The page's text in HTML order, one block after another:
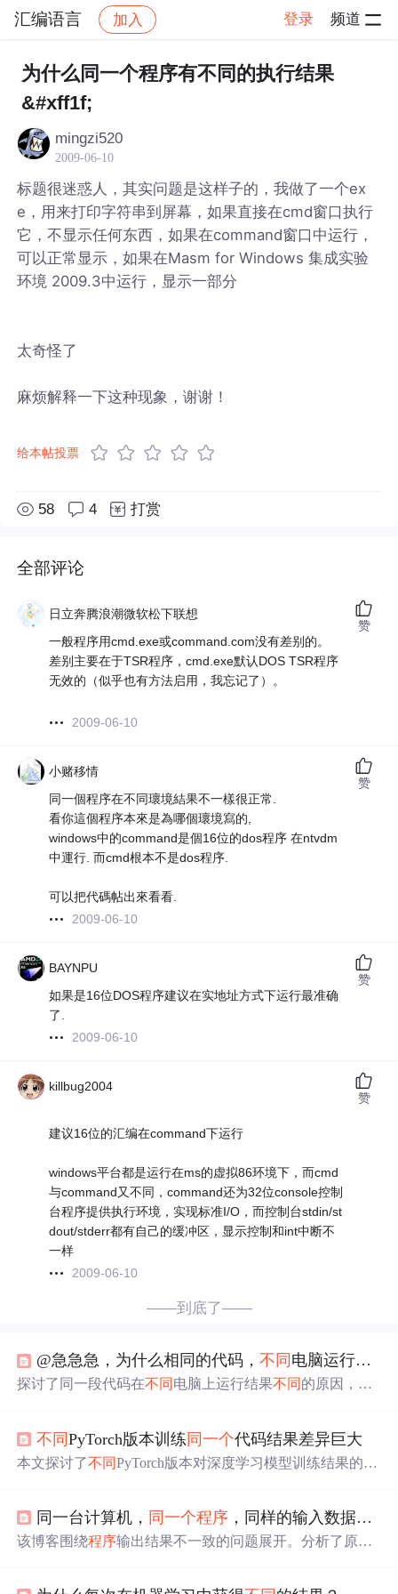
汇编语言 加入 登录 频道
社区 汇编语言 帖子详情
为什么同一个程序有不同的执行结果
&#xff1f;
mingzi520
2009-06-10
标题很迷惑人，其实问题是这样子的，我做了一个ex
e，用来打印字符串到屏幕，如果直接在cmd窗口执行
它，不显示任何东西，如果在command窗口中运行，
可以正常显示，如果在Masm for Windows 集成实验
环境 2009.3中运行，显示一部分
太奇怪了
麻烦解释一下这种现象，谢谢！
给本帖投票
58 4 打赏
全部评论
日立奔腾浪潮微软松下联想
一般程序用cmd.exe或command.com没有差别的。
差别主要在于TSR程序，cmd.exe默认DOS TSR程序
无效的（似乎也有方法启用，我忘记了）。
2009-06-10
赞
小赌移情
同一個程序在不同瓌境結果不一樣很正常.
看你這個程序本來是為哪個瓌境寫的,
windows中的command是個16位的dos程序 在ntvdm
中運行. 而cmd根本不是dos程序.
可以把代碼帖出來看看.
2009-06-10
赞
BAYNPU
如果是16位DOS程序建议在实地址方式下运行最准确
了.
2009-06-10
赞
killbug2004
建议16位的汇编在command下运行
windows平台都是运行在ms的虚拟86环境下，而cmd
与command又不同，command还为32位console控制
台程序提供执行环境，实现标准I/O，而控制台stdin/st
dout/stderr都有自己的缓冲区，显示控制和int中断不
一样
2009-06-10
赞
——到底了——
@急急急，为什么相同的代码，不同 电脑运行结果不一样
探讨了同一段代码在不同 电脑上运行结果不同 的原因，涉
不同PyTorch版本训练 同一个代码结果差异巨大
本文探讨了不同PyTorch版本对深度学习模型训练结果的显
码，发现了问题根源在于预处理阶段的随机种子设置，并
提出了解决方案，即在高版本中需同时设置PyTorch的随机
同一台计算机， 同一个程序 ，同样的输入数据，为什么输出的结果不一样
该博客围绕程序输出结果不一致的问题展开。分析了原